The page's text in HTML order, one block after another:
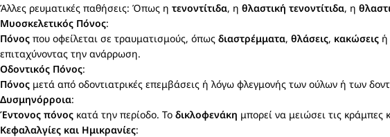
Άλλες ρευματικές παθήσεις: Όπως η τενοντίτιδα, η θλαστική τενοντίτιδα, η
Μυοσκελετικός Πόνος:
Πόνος που οφείλεται σε τραυματισμούς, όπως διαστρέμματα, θλάσεις, κακώσεις ή
επιταχύνοντας την ανάρρωση.
Οδοντικός Πόνος:
Πόνος μετά από οδοντιατρικές επεμβάσεις ή λόγω φλεγμονής των ούλων ή των
Δυσμηνόρροια:
Έντονος πόνος κατά την περίοδο. Το δικλοφενάκη μπορεί να μειώσει τις κράμπες
Κεφαλαλγίες και Ημικρανίες: